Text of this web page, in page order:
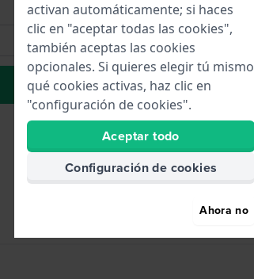
La lista de deseos
activan automáticamente; si haces
clic en "aceptar todas las cookies",
también aceptas las cookies
opcionales. Si quieres elegir tú mismo
qué cookies activas, haz clic en
"configuración de cookies".
Aceptar todo
Configuración de cookies
Ahora no